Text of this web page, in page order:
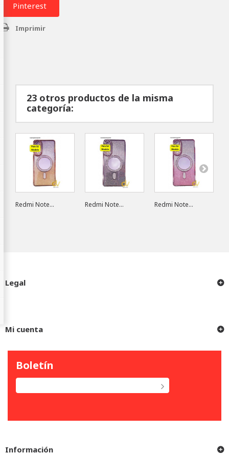
Pinterest
Imprimir
23 otros productos de la misma
categoría:
Redmi Note... Redmi Note... Redmi Note...
Legal
Mi cuenta
Boletín
Información